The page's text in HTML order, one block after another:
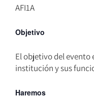
AFI1A
Objetivo
El objetivo del evento
institución y sus
Haremos